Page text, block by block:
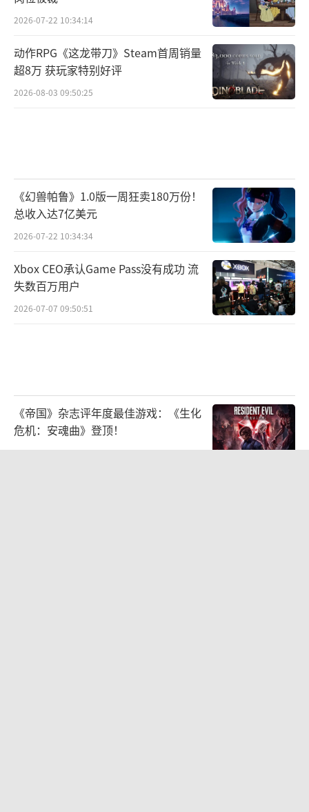
2026-07-22 10:34:14
动作RPG《这龙带刀》Steam首周销量
超8万 获玩家特别好评
2026-08-03 09:50:25
《幻兽帕鲁》1.0版一周狂卖180万份！
总收入达7亿美元
2026-07-22 10:34:34
Xbox CEO承认Game Pass没有成功 流
失数百万用户
2026-07-07 09:50:51
《帝国》杂志评年度最佳游戏：《生化
危机：安魂曲》登顶！
2026-08-03 09:49:45